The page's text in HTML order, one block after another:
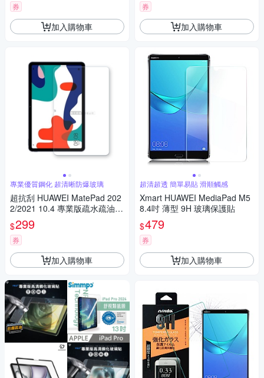
券
加入購物車
專業優質鋼化 超清晰防爆玻璃
超抗刮 HUAWEI MatePad 202
2/2021 10.4 專業版疏水疏油9
H鋼化玻璃膜 平板玻璃貼
$299
券
加入購物車
券
加入購物車
超清超透 簡單易貼 滑順觸感
Xmart HUAWEI MediaPad M5
8.4吋 薄型 9H 玻璃保護貼
$479
券
加入購物車